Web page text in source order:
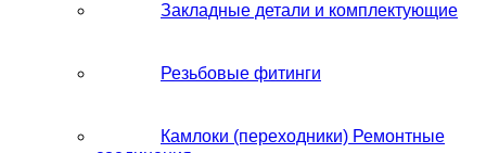
Закладные детали и комплектующие
Резьбовые фитинги
Камлоки (переходники) Ремонтные